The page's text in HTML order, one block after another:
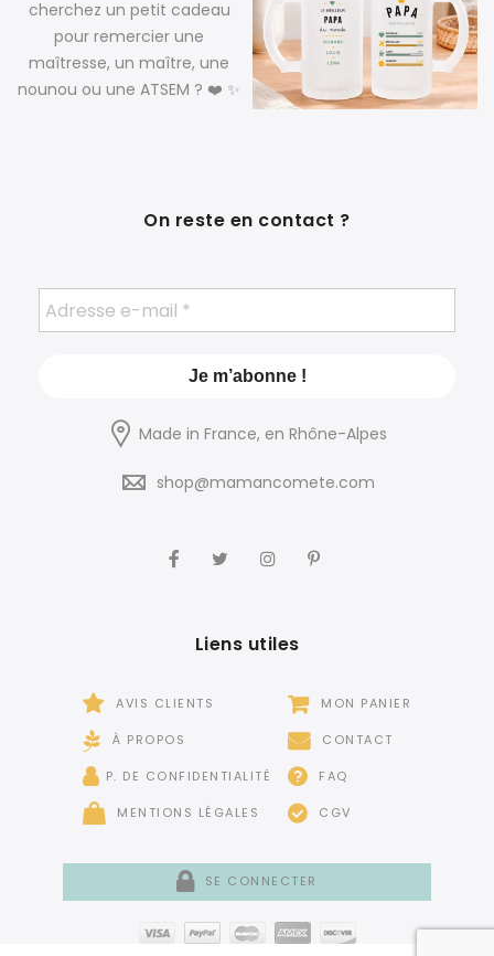
On reste en contact ?
Made in France, en Rhône-Alpes
shop@mamancomete.com
Liens utiles
AVIS CLIENTS
À PROPOS
P. DE CONFIDENTIALITÉ
MENTIONS LÉGALES
MON PANIER
CONTACT
FAQ
CGV
SE CONNECTER